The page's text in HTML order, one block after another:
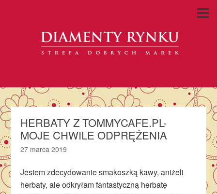
HERBATY Z TOMMYCAFE.PL-
MOJE CHWILE ODPRĘŻENIA
27 marca 2019
Jestem zdecydowanie smakoszką kawy, aniżeli
herbaty, ale odkryłam fantastyczną herbatę